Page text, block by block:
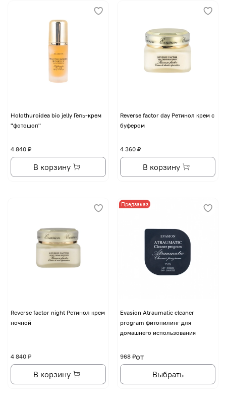
Holothuroidea bio jelly Гель-крем
"фотошоп"
4 840 ₽
В корзину
Reverse factor day Ретинол крем с
буфером
4 360 ₽
В корзину
Reverse factor night Ретинол крем
ночной
4 840 ₽
В корзину
Предзаказ
Evasion Atraumatic cleaner
program фитопилинг для
домашнего использования
от
968 ₽
Выбрать